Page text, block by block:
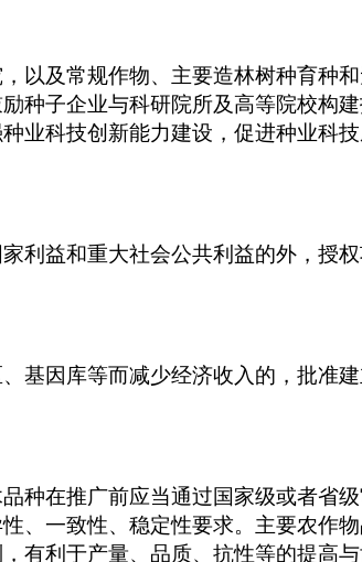
以及常规作物、主要造林树种育种
种子企业与科研院所及高等院校构
业科技创新能力建设，促进种业科
利益和重大社会公共利益的外，授
基因库等而减少经济收入的，批准
种在推广前应当通过国家级或者省
、一致性、稳定性要求。主要农作
有利于产量、品质、抗性等的提高